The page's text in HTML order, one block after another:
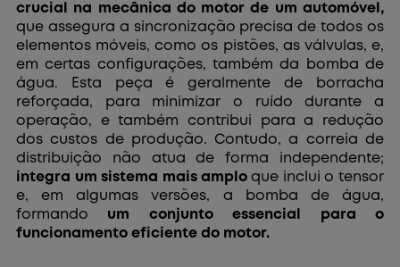
crucial na mecânica do motor de um automóvel,
que assegura a sincronização precisa de todos os
elementos móveis, como os pistões, as válvulas, e,
em certas configurações, também da bomba de
água. Esta peça é geralmente de borracha
reforçada, para minimizar o ruído durante a
operação, e também contribui para a redução
dos custos de produção. Contudo, a correia de
distribuição não atua de forma independente;
integra um sistema mais amplo que inclui o tensor
e, em algumas versões, a bomba de água,
formando um conjunto essencial para o
funcionamento eficiente do motor.